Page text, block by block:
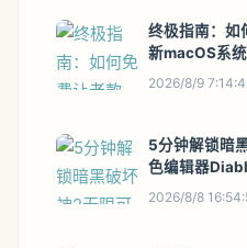
终极指南：如
新macOS系统
2026/8/9
5分钟解锁暗
色编辑器
2026/8/8